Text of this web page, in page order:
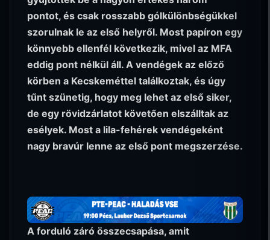
pontot, és csak rosszabb gólkülönbségükkel
szorulnak le az első helyről. Most papíron egy
könnyebb ellenfél következik, mivel az MFA
eddig pont nélkül áll. A vendégek az előző
körben a Kecskeméttel találkoztak, és úgy
tűnt szünetig, hogy meg lehet az első siker,
de egy rövidzárlatot követően elszálltak az
esélyek. Most a lila-fehérek vendégeként
nagy bravúr lenne az első pont megszerzése.
A forduló záró összecsapása, amit